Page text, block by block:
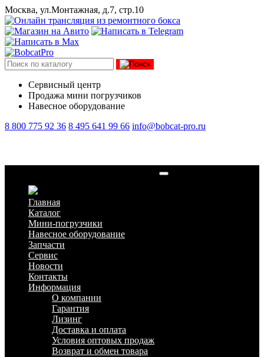
Москва, ул.Монтажная, д.7, стр.10
Сервисный центр
Продажа мини погрузчиков
Навесное оборудование
8 800 775 92 36 8 495 641 99 66 info@bobcat-pro.ru
Главная
Каталог
Мини-погрузчики
Навесное оборудование
Запчасти
Сервис
Новости
Контакты
Информация
О компании
Гарантия
Лизинг
Доставка и оплата
Условия оптовых продаж
Возврат и обмен товара